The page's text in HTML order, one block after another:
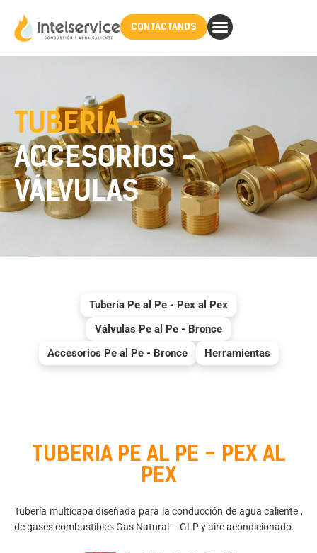
CONTÁCTANOS
TUBERÍA -
ACCESORIOS -
VÁLVULAS
Tubería Pe al Pe - Pex al Pex
Válvulas Pe al Pe - Bronce
Accesorios Pe al Pe - Bronce
Herramientas
TUBERIA PE AL PE - PEX AL
PEX
Tubería multicapa diseñada para la conducción de agua caliente ,
de gases combustibles Gas Natural – GLP y aire acondicionado.